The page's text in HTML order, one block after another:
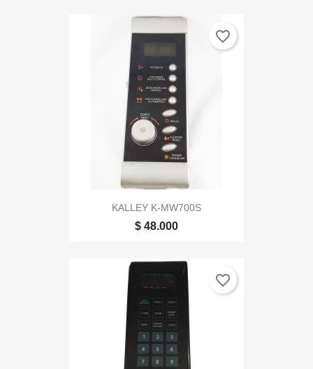
KALLEY K-MW700S
$ 48.000
favorite_border
favorite_border